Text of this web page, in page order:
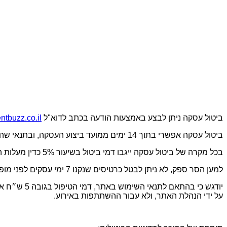
ביטול עסקה ניתן לבצע באמצעות הודעה בכתב לדוא"ל
ביטול עסקה אפשרי בתוך 14 ימים ממועד ביצוע העסקה, ובתנאי שהביטול ייעשה עד לא יאוחר מ – 7 ימים, שאינם ימי מנוחה, לפני מועד האירוע, שבגינו התבצעה ההזמנה.
בכל מקרה של ביטול עסקה ייגבו דמי ביטול בשיעור 5% כדין מעלות הכרטיסים שנרכשו.
למען הסר ספק, לא ניתן לבטל כרטיסים שנקנו 7 ימי עסקים לפני מופע ולא ניתן לקבל בגינם החזר כספי.
יודגש
על ידי הנהלת האתר, ולא עבור ההשתתפות באירוע.